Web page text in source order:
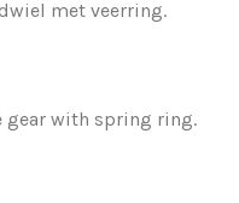
met veerring.
gear with spring ring.